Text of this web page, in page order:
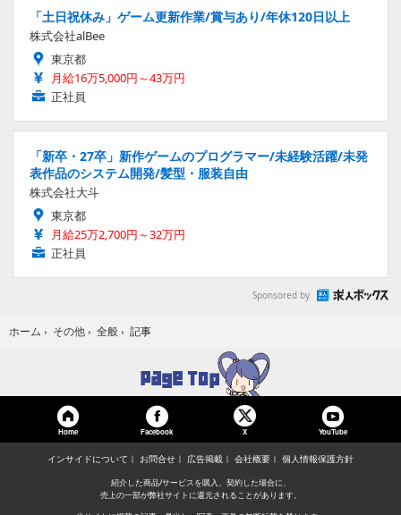
「土日祝休み」ゲーム更新作業/賞与あり/年休120日以上
株式会社alBee
東京都
月給16万5,000円～43万円
正社員
「新卒・27卒」新作ゲームのプログラマー/未経験活躍/未発
表作品のシステム開発/髪型・服装自由
株式会社大斗
東京都
月給25万2,700円～32万円
正社員
Sponsored by
ホーム › その他 › 全般 › 記事
Home Facebook X YouTube
インサイドについて お問合せ 広告掲載 会社概要 個人情報保護方針
紹介した商品/サービスを購入、契約した場合に、
売上の一部が弊社サイトに還元されることがあります。